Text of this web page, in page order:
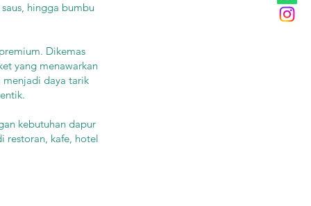
hingga bumbu
Dikemas
yang menawarkan
menjadi daya tarik
kebutuhan dapur
restoran, kafe, hotel